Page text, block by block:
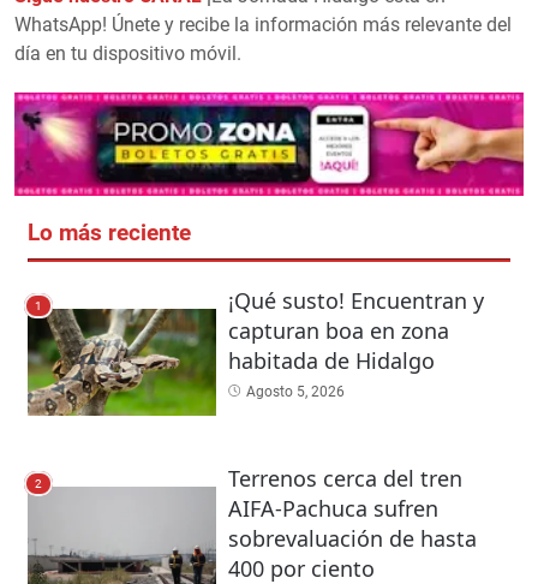
WhatsApp! Únete y recibe la información más relevante del
día en tu dispositivo móvil.
Lo más reciente
1
¡Qué susto! Encuentran y
capturan boa en zona
habitada de Hidalgo
Agosto 5, 2026
2
Terrenos cerca del tren
AIFA-Pachuca sufren
sobrevaluación de hasta
400 por ciento